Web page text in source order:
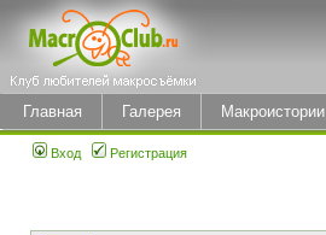
Главная Галерея Макроистории
Вход Регистрация